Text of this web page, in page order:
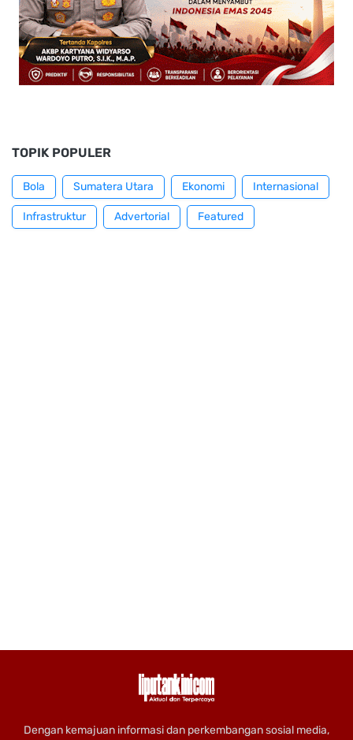
TOPIK POPULER
Bola Sumatera Utara Ekonomi Internasional
Infrastruktur Advertorial Featured
Dengan kemajuan informasi dan perkembangan sosial media,